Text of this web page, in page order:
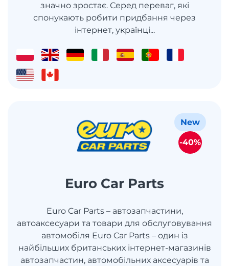
значно зростає. Серед переваг, які
спонукають робити придбання через
інтернет, українці...
Euro Car Parts
Euro Car Parts – автозапчастини,
автоаксесуари та товари для обслуговування
автомобіля Euro Car Parts – один із
найбільших британських інтернет-магазинів
автозапчастин, автомобільних аксесуарів та
New
-40%